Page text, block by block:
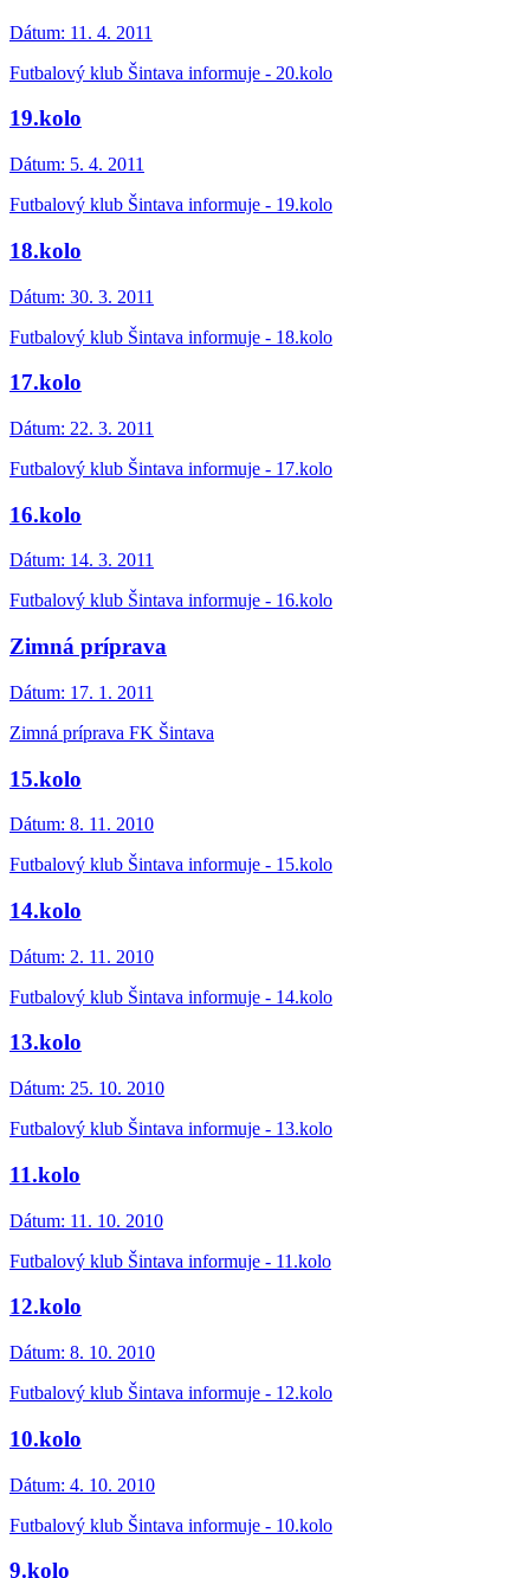
Dátum: 11. 4. 2011
Futbalový klub Šintava informuje - 20.kolo
19.kolo
Dátum: 5. 4. 2011
Futbalový klub Šintava informuje - 19.kolo
18.kolo
Dátum: 30. 3. 2011
Futbalový klub Šintava informuje - 18.kolo
17.kolo
Dátum: 22. 3. 2011
Futbalový klub Šintava informuje - 17.kolo
16.kolo
Dátum: 14. 3. 2011
Futbalový klub Šintava informuje - 16.kolo
Zimná príprava
Dátum: 17. 1. 2011
Zimná príprava FK Šintava
15.kolo
Dátum: 8. 11. 2010
Futbalový klub Šintava informuje - 15.kolo
14.kolo
Dátum: 2. 11. 2010
Futbalový klub Šintava informuje - 14.kolo
13.kolo
Dátum: 25. 10. 2010
Futbalový klub Šintava informuje - 13.kolo
11.kolo
Dátum: 11. 10. 2010
Futbalový klub Šintava informuje - 11.kolo
12.kolo
Dátum: 8. 10. 2010
Futbalový klub Šintava informuje - 12.kolo
10.kolo
Dátum: 4. 10. 2010
Futbalový klub Šintava informuje - 10.kolo
9.kolo